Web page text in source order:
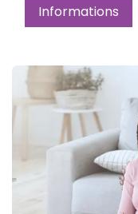
Informations